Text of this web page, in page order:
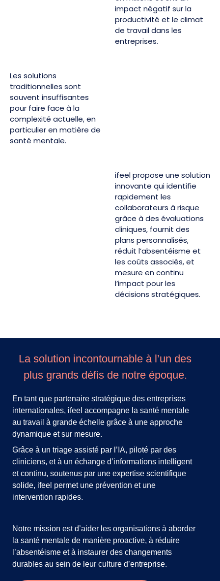
impact négatif sur la
productivité et le climat
de travail dans les
entreprises.
Les solutions
traditionnelles sont
souvent insuffisantes
pour faire face à la
complexité actuelle, en
particulier en matière de
santé mentale.
ifeel propose une solution
innovante qui identifie
rapidement les
collaborateurs à risque
grâce à des évaluations
cliniques, fournit des
plans personnalisés,
réduit l’absentéisme et
les coûts associés, et
mesure en continu
l’impact pour les
décisions stratégiques.
La solution incontournable à l’un des
plus grands défis de notre époque.
En tant que partenaire stratégique des entreprises
internationales, ifeel accompagne la santé mentale
au travail à grande échelle grâce à une approche
dynamique et sur mesure.
Grâce à un triage assisté par l’IA, piloté par des
cliniciens, et à un échange d’informations intelligent
et continu, soutenus par une expertise scientifique
solide, ifeel permet une prévention et une
intervention rapides.
Notre mission est d’aider les organisations à aborder
la santé mentale de manière proactive, à réduire
l’absentéisme et à instaurer des changements
durables au sein de leur culture d’entreprise.